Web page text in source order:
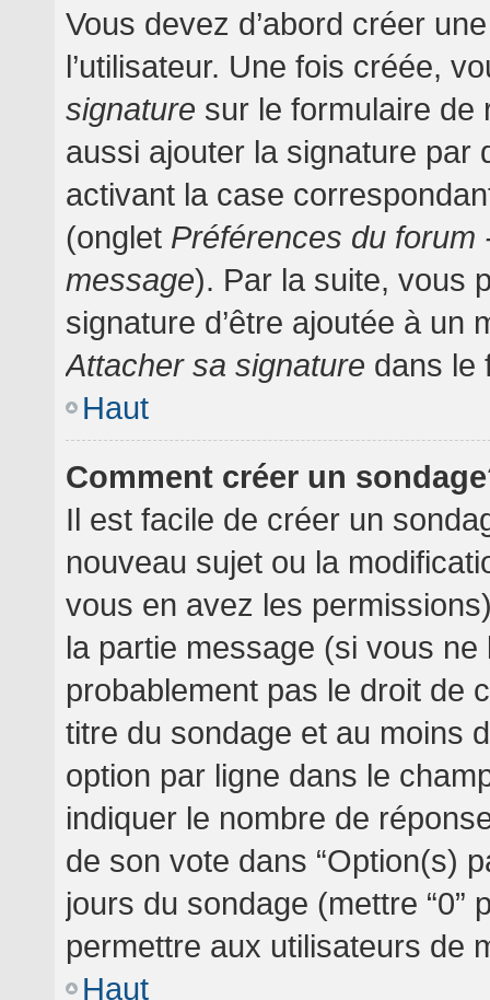
Vous devez d’abord créer
l’utilisateur. Une fois créée,
signature sur le formulaire de
aussi ajouter la signature par
activant la case
(onglet Préférences du
message). Par la suite, vous
signature d’être ajoutée à un
Attacher sa signature dans le
Haut
Comment créer un
Il est facile de créer un
nouveau sujet ou la
vous en avez les
la partie message (si vous ne
probablement pas le droit de
titre du sondage et au moins
option par ligne dans le
indiquer le nombre de
de son vote dans “Option(s)
jours du sondage (mettre “0”
permettre aux utilisateurs de
Haut